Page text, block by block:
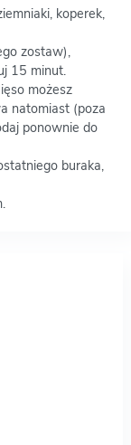
koperek,
zostaw),
15 minut.
możesz
natomiast (poza
ponownie do
buraka,